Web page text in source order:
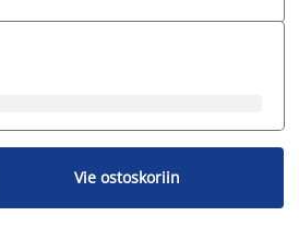
Vie ostoskoriin